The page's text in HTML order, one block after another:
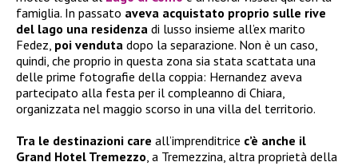
famiglia. In passato aveva acquistato proprio sulle rive
del lago una residenza di lusso insieme all’ex marito
Fedez, poi venduta dopo la separazione. Non è un caso,
quindi, che proprio in questa zona sia stata scattata una
delle prime fotografie della coppia: Hernandez aveva
partecipato alla festa per il compleanno di Chiara,
organizzata nel maggio scorso in una villa del territorio.
Tra le destinazioni care all’imprenditrice c’è anche il
Grand Hotel Tremezzo, a Tremezzina, altra proprietà della